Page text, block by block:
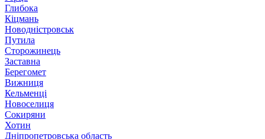
Глибока
Кіцмань
Новодністровськ
Путила
Сторожинець
Заставна
Берегомет
Вижниця
Кельменці
Новоселиця
Сокиряни
Хотин
Дніпропетровська область